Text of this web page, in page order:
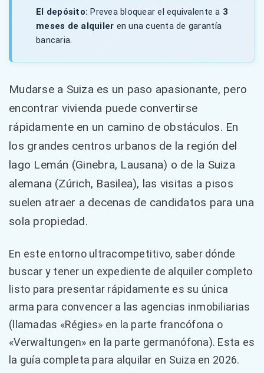
El depósito: Prevea bloquear el equivalente a 3
meses de alquiler en una cuenta de garantía
bancaria.
Mudarse a Suiza es un paso apasionante, pero
encontrar vivienda puede convertirse
rápidamente en un camino de obstáculos. En
los grandes centros urbanos de la región del
lago Lemán (Ginebra, Lausana) o de la Suiza
alemana (Zúrich, Basilea), las visitas a pisos
suelen atraer a decenas de candidatos para una
sola propiedad.
En este entorno ultracompetitivo, saber dónde
buscar y tener un expediente de alquiler completo
listo para presentar rápidamente es su única
arma para convencer a las agencias inmobiliarias
(llamadas «Régies» en la parte francófona o
«Verwaltungen» en la parte germanófona). Esta es
la guía completa para alquilar en Suiza en 2026.